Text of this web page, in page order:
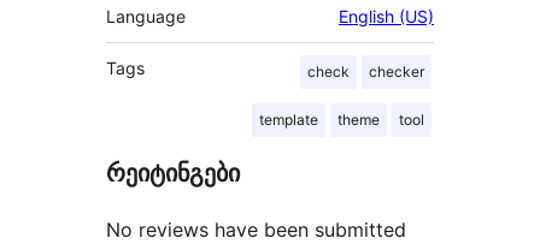
Language English (US)
Tags check checker
template theme tool
რეიტინგები
No reviews have been submitted